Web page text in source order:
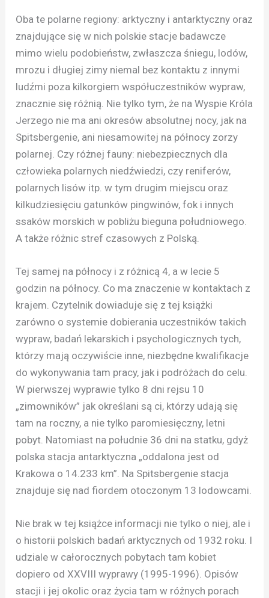
Oba te polarne regiony: arktyczny i antarktyczny oraz
znajdujące się w nich polskie stacje badawcze
mimo wielu podobieństw, zwłaszcza śniegu, lodów,
mrozu i długiej zimy niemal bez kontaktu z innymi
ludźmi poza kilkorgiem współuczestników wypraw,
znacznie się różnią. Nie tylko tym, że na Wyspie Króla
Jerzego nie ma ani okresów absolutnej nocy, jak na
Spitsbergenie, ani niesamowitej na północy zorzy
polarnej. Czy różnej fauny: niebezpiecznych dla
człowieka polarnych niedźwiedzi, czy reniferów,
polarnych lisów itp. w tym drugim miejscu oraz
kilkudziesięciu gatunków pingwinów, fok i innych
ssaków morskich w pobliżu bieguna południowego.
A także różnic stref czasowych z Polską.
Tej samej na północy i z różnicą 4, a w lecie 5
godzin na północy. Co ma znaczenie w kontaktach z
krajem. Czytelnik dowiaduje się z tej książki
zarówno o systemie dobierania uczestników takich
wypraw, badań lekarskich i psychologicznych tych,
którzy mają oczywiście inne, niezbędne kwalifikacje
do wykonywania tam pracy, jak i podróżach do celu.
W pierwszej wyprawie tylko 8 dni rejsu 10
„zimowników” jak określani są ci, którzy udają się
tam na roczny, a nie tylko paromiesięczny, letni
pobyt. Natomiast na południe 36 dni na statku, gdyż
polska stacja antarktyczna „oddalona jest od
Krakowa o 14.233 km”. Na Spitsbergenie stacja
znajduje się nad fiordem otoczonym 13 lodowcami.
Nie brak w tej książce informacji nie tylko o niej, ale i
o historii polskich badań arktycznych od 1932 roku. I
udziale w całorocznych pobytach tam kobiet
dopiero od XXVIII wyprawy (1995-1996). Opisów
stacji i jej okolic oraz życia tam w różnych porach